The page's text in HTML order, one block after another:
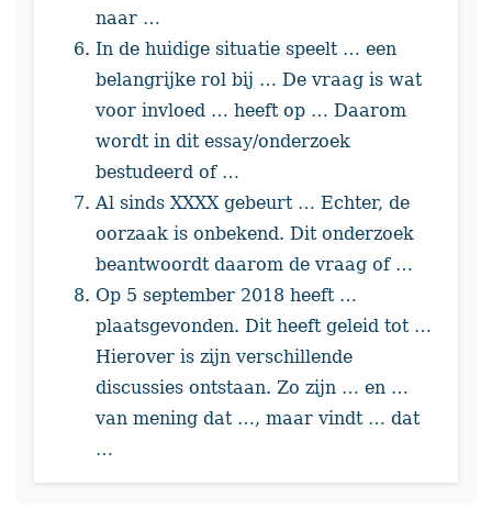
naar …
In de huidige situatie speelt … een
belangrijke rol bij … De vraag is wat
voor invloed … heeft op … Daarom
wordt in dit essay/onderzoek
bestudeerd of …
Al sinds XXXX gebeurt … Echter, de
oorzaak is onbekend. Dit onderzoek
beantwoordt daarom de vraag of …
Op 5 september 2018 heeft …
plaatsgevonden. Dit heeft geleid tot …
Hierover is zijn verschillende
discussies ontstaan. Zo zijn … en …
van mening dat …, maar vindt … dat
…